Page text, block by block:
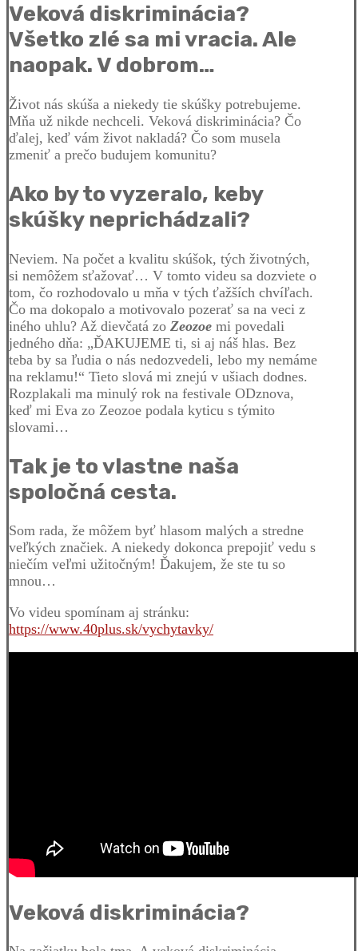
Veková diskriminácia?
Všetko zlé sa mi vracia. Ale
naopak. V dobrom…
Život nás skúša a niekedy tie skúšky potrebujeme.
Mňa už nikde nechceli. Veková diskriminácia? Čo
ďalej, keď vám život nakladá? Čo som musela
zmeniť a prečo budujem komunitu?
Ako by to vyzeralo, keby
skúšky neprichádzali?
Neviem. Na počet a kvalitu skúšok, tých životných,
si nemôžem sťažovať… V tomto videu sa dozviete o
tom, čo rozhodovalo u mňa v tých ťažších chvíľach.
Čo ma dokopalo a motivovalo pozerať sa na veci z
iného uhlu? Až dievčatá zo Zeozoe mi povedali
jedného dňa: „ĎAKUJEME ti, si aj náš hlas. Bez
teba by sa ľudia o nás nedozvedeli, lebo my nemáme
na reklamu!“ Tieto slová mi znejú v ušiach dodnes.
Rozplakali ma minulý rok na festivale ODznova,
keď mi Eva zo Zeozoe podala kyticu s týmito
slovami…
Tak je to vlastne naša
spoločná cesta.
Som rada, že môžem byť hlasom malých a stredne
veľkých značiek. A niekedy dokonca prepojiť vedu s
niečím veľmi užitočným! Ďakujem, že ste tu so
mnou…
Vo videu spomínam aj stránku:
https://www.40plus.sk/vychytavky/
Veková diskriminácia?